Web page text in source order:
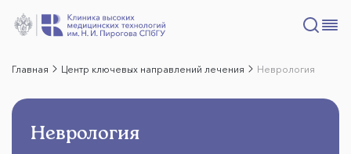
Главная Центр ключевых направлений лечения Неврология
Неврология